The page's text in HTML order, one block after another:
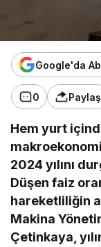
Google'da
0 Paylaş
Hem yurt
2024 yılını
Düşen faiz
hareketliliğin
Makina
Çetinkaya,